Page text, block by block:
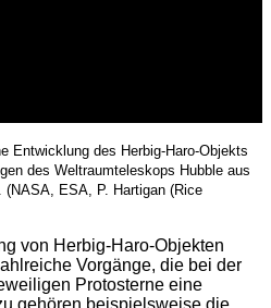
Entwicklung des Herbig-Haro-Objekts
des Weltraumteleskops Hubble aus
(NASA, ESA, P. Hartigan (Rice
von Herbig-Haro-Objekten
Vorgänge, die bei der
Protosterne eine